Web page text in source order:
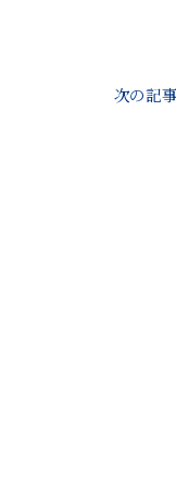
次の記